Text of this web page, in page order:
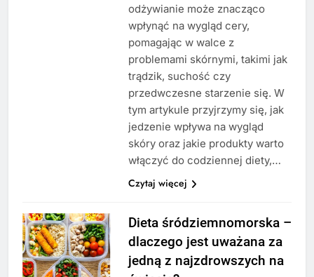
odżywianie może znacząco
wpłynąć na wygląd cery,
pomagając w walce z
problemami skórnymi, takimi jak
trądzik, suchość czy
przedwczesne starzenie się. W
tym artykule przyjrzymy się, jak
jedzenie wpływa na wygląd
skóry oraz jakie produkty warto
włączyć do codziennej diety,…
Czytaj więcej
Dieta śródziemnomorska –
dlaczego jest uważana za
jedną z najzdrowszych na